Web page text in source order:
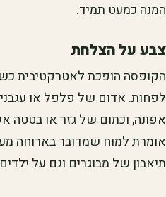
המנה כמעט תמיד.
צבע על הצלחת
הקופסה הופכת לאטרקטיבית
לפחות. אדום של פלפל או
אפונה, וכתום של גזר או בטטה
אומרת למוח שמדובר בארוחה
תיאבון של מבוגרים וגם על